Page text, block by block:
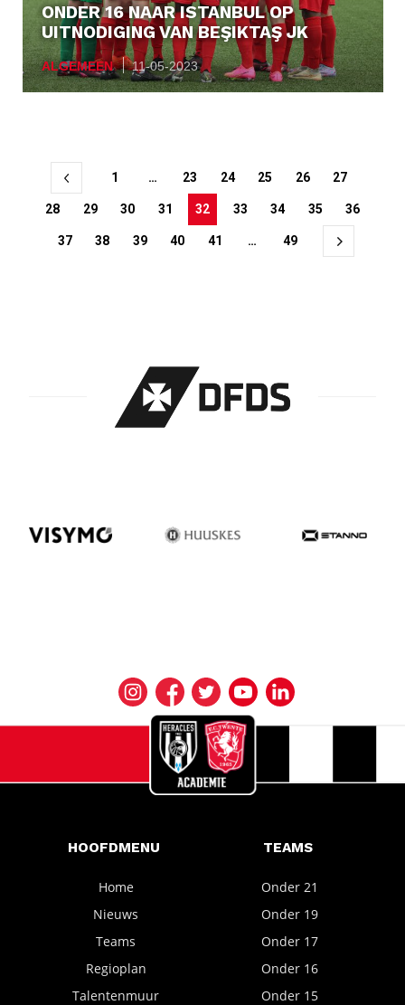
ONDER 16 NAAR ISTANBUL OP
UITNODIGING VAN BEŞIKTAŞ JK
ALGEMEEN 11-05-2023
Berichtnavigatie
1 … 23 24 25 26 27
28 29 30 31 32 33 34 35 36
37 38 39 40 41 … 49
HOOFDMENU
Home
Nieuws
Teams
Regioplan
Talentenmuur
TEAMS
Onder 21
Onder 19
Onder 17
Onder 16
Onder 15